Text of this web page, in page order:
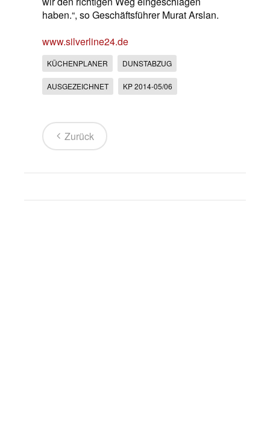
haben.“, so Geschäftsführer Murat Arslan.
www.silverline24.de
KÜCHENPLANER DUNSTABZUG
AUSGEZEICHNET KP 2014-05/06
Zurück